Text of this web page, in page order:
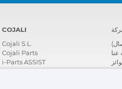
COJALI
Cojali S.L.
Cojali Parts
i-Parts ASSIST
عنا